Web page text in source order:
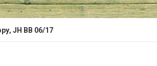
ЈН ВВ 06/17